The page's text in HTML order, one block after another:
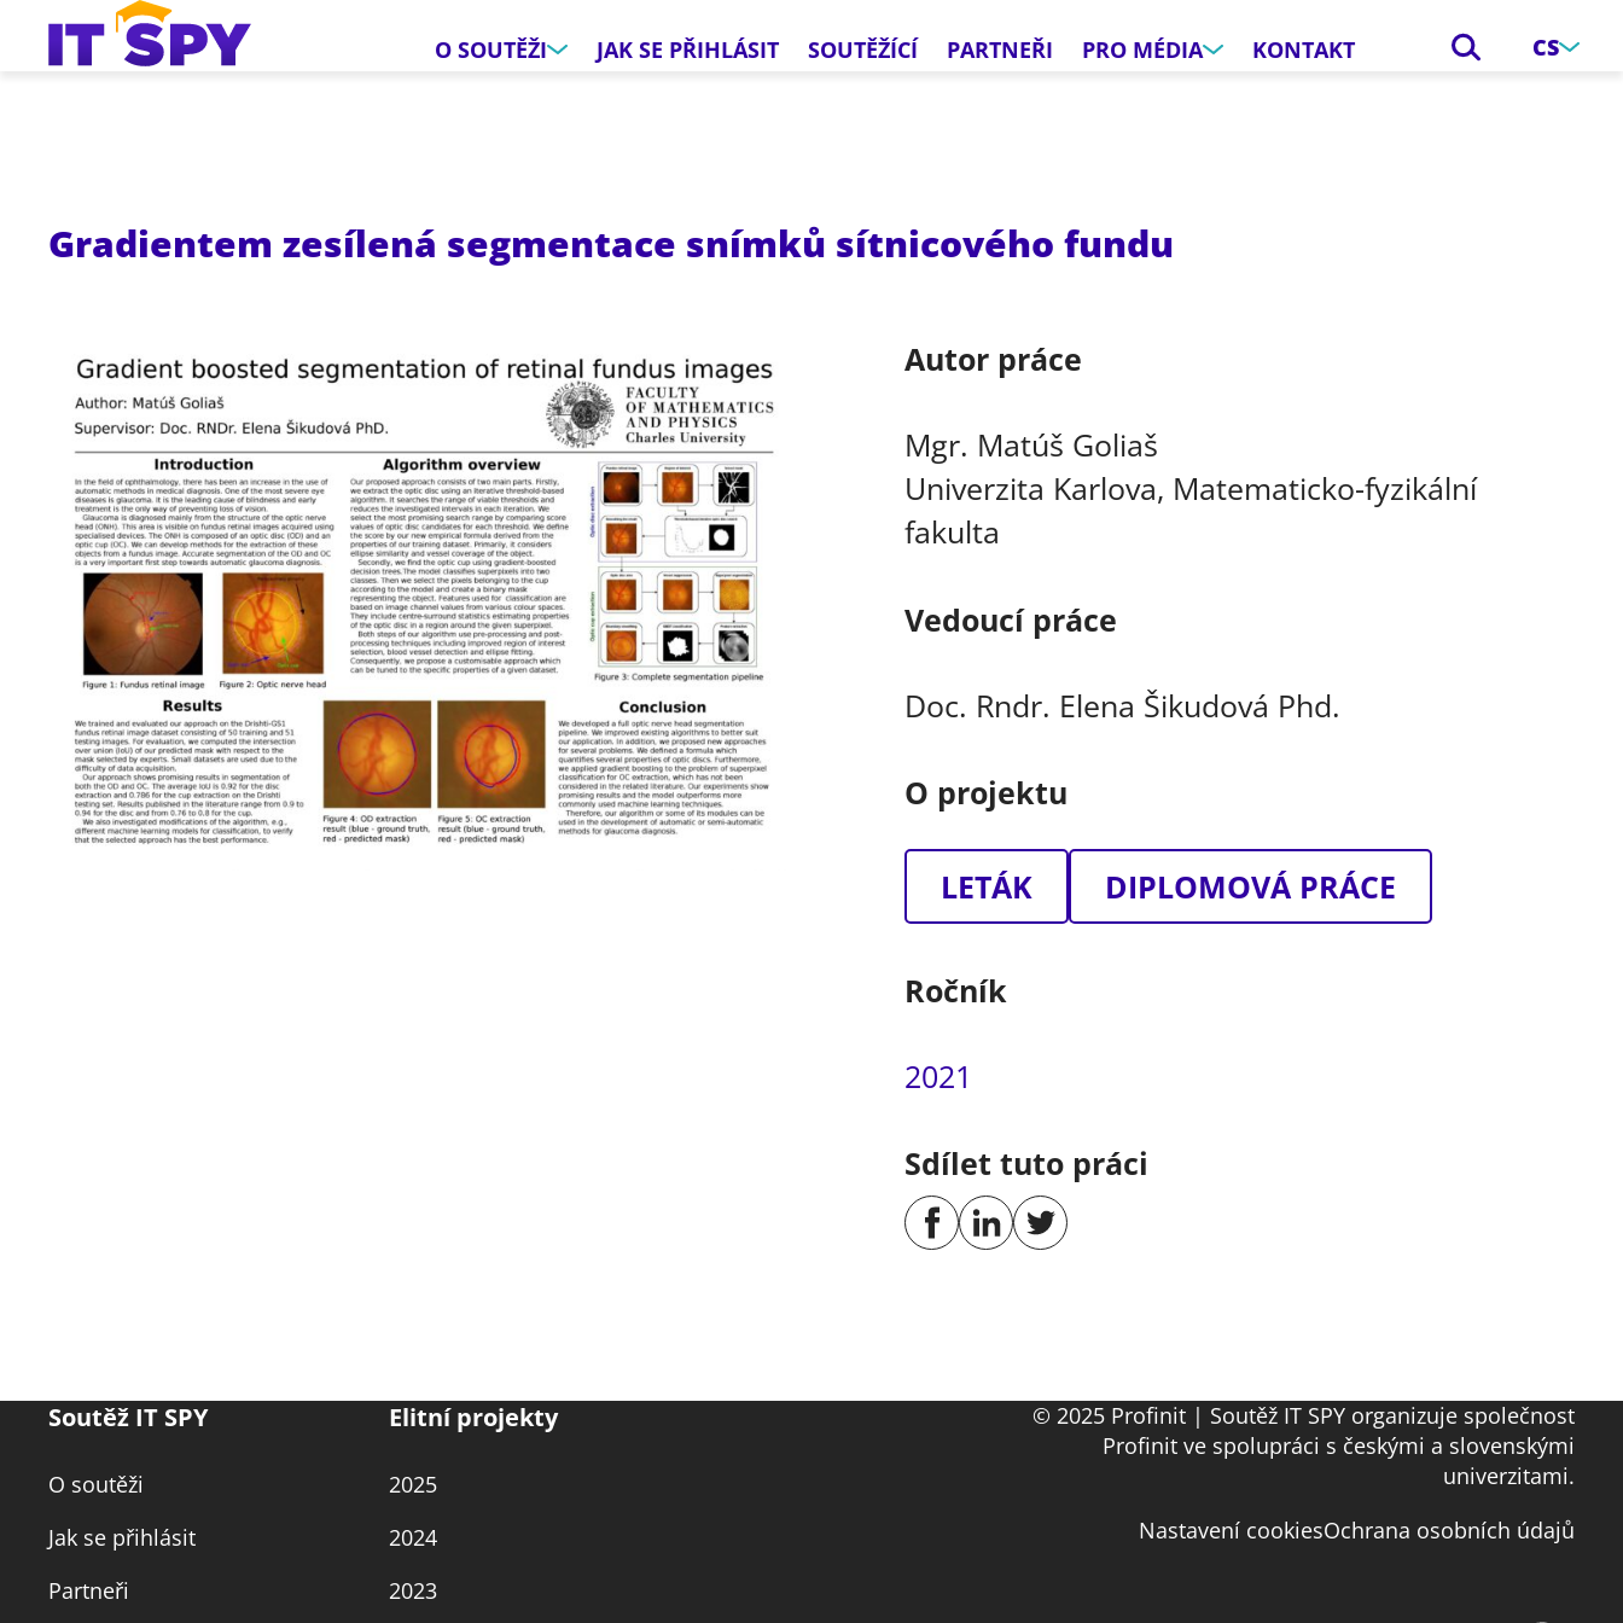
O SOUTĚŽI JAK SE PŘIHLÁSIT SOUTĚŽÍCÍ PARTNEŘI PRO MÉDIA KONTAKT CS
Gradientem zesílená segmentace snímků sítnicového fundu
Autor práce
Mgr. Matúš Goliaš
Univerzita Karlova, Matematicko-fyzikální
fakulta
Vedoucí práce
Doc. Rndr. Elena Šikudová Phd.
O projektu
LETÁK DIPLOMOVÁ PRÁCE
Ročník
2021
Sdílet tuto práci
Soutěž IT SPY
O soutěži
Jak se přihlásit
Partneři
Elitní projekty
2025
2024
2023
© 2025 Profinit | Soutěž IT SPY organizuje společnost
Profinit ve spolupráci s českými a slovenskými
univerzitami.
Nastavení cookiesOchrana osobních údajů